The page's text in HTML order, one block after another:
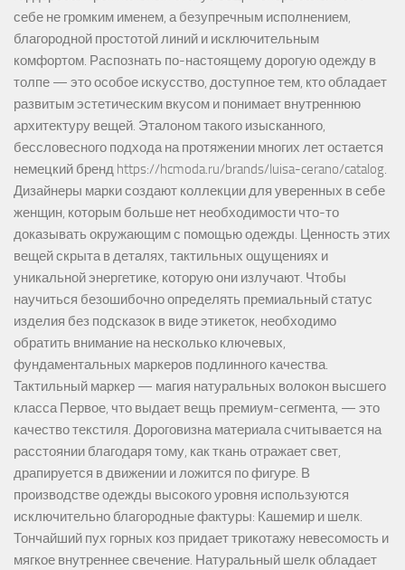
себе не громким именем, а безупречным исполнением,
благородной простотой линий и исключительным
комфортом. Распознать по-настоящему дорогую одежду в
толпе — это особое искусство, доступное тем, кто обладает
развитым эстетическим вкусом и понимает внутреннюю
архитектуру вещей. Эталоном такого изысканного,
бессловесного подхода на протяжении многих лет остается
немецкий бренд https://hcmoda.ru/brands/luisa-cerano/catalog.
Дизайнеры марки создают коллекции для уверенных в себе
женщин, которым больше нет необходимости что-то
доказывать окружающим с помощью одежды. Ценность этих
вещей скрыта в деталях, тактильных ощущениях и
уникальной энергетике, которую они излучают. Чтобы
научиться безошибочно определять премиальный статус
изделия без подсказок в виде этикеток, необходимо
обратить внимание на несколько ключевых,
фундаментальных маркеров подлинного качества.
Тактильный маркер — магия натуральных волокон высшего
класса Первое, что выдает вещь премиум-сегмента, — это
качество текстиля. Дороговизна материала считывается на
расстоянии благодаря тому, как ткань отражает свет,
драпируется в движении и ложится по фигуре. В
производстве одежды высокого уровня используются
исключительно благородные фактуры: Кашемир и шелк.
Тончайший пух горных коз придает трикотажу невесомость и
мягкое внутреннее свечение. Натуральный шелк обладает